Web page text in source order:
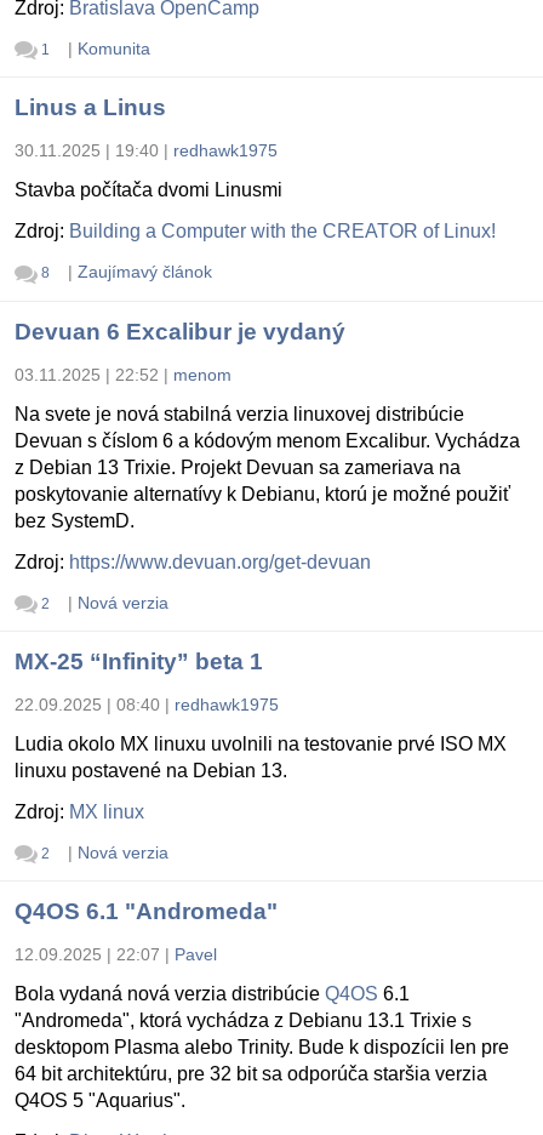
Zdroj: Bratislava OpenCamp
1 | Komunita
Linus a Linus
30.11.2025 | 19:40 | redhawk1975
Stavba počítača dvomi Linusmi
Zdroj: Building a Computer with the CREATOR of Linux!
8 | Zaujímavý článok
Devuan 6 Excalibur je vydaný
03.11.2025 | 22:52 | menom
Na svete je nová stabilná verzia linuxovej distribúcie
Devuan s číslom 6 a kódovým menom Excalibur. Vychádza
z Debian 13 Trixie. Projekt Devuan sa zameriava na
poskytovanie alternatívy k Debianu, ktorú je možné použiť
bez SystemD.
Zdroj: https://www.devuan.org/get-devuan
2 | Nová verzia
MX-25 “Infinity” beta 1
22.09.2025 | 08:40 | redhawk1975
Ludia okolo MX linuxu uvolnili na testovanie prvé ISO MX
linuxu postavené na Debian 13.
Zdroj: MX linux
2 | Nová verzia
Q4OS 6.1 "Andromeda"
12.09.2025 | 22:07 | Pavel
Bola vydaná nová verzia distribúcie Q4OS 6.1
"Andromeda", ktorá vychádza z Debianu 13.1 Trixie s
desktopom Plasma alebo Trinity. Bude k dispozícii len pre
64 bit architektúru, pre 32 bit sa odporúča staršia verzia
Q4OS 5 "Aquarius".